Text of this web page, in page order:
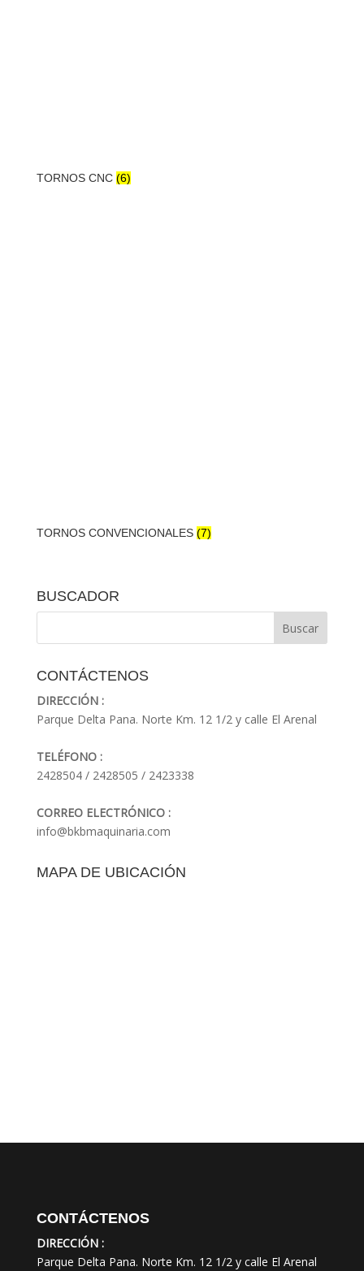
TORNOS CNC (6)
TORNOS CONVENCIONALES (7)
BUSCADOR
CONTÁCTENOS
DIRECCIÓN :
Parque Delta Pana. Norte Km. 12 1/2 y calle El Arenal
TELÉFONO :
2428504 / 2428505 / 2423338
CORREO ELECTRÓNICO :
info@bkbmaquinaria.com
MAPA DE UBICACIÓN
CONTÁCTENOS
DIRECCIÓN :
Parque Delta Pana. Norte Km. 12 1/2 y calle El Arenal